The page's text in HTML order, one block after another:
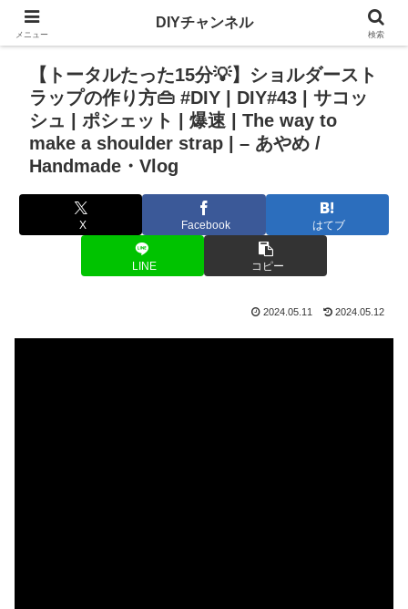
【トータルたった15分💡】ショルダースト
ラップの作り方👜 #DIY | DIY#43 | サコッ
シュ | ポシェット | 爆速 | The way to
make a shoulder strap | – あやめ /
Handmade・Vlog
X Facebook はてブ
LINE コピー
2024.05.11 2024.05.12
メニュー
DIYチャンネル
検索